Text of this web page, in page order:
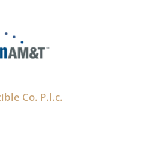
Co. P.l.c.